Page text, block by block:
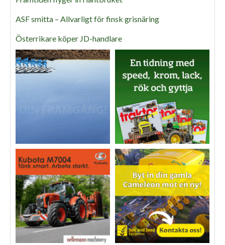
ASF smitta – Allvarligt för finsk grisnäring
Österrikare köper JD-handlare